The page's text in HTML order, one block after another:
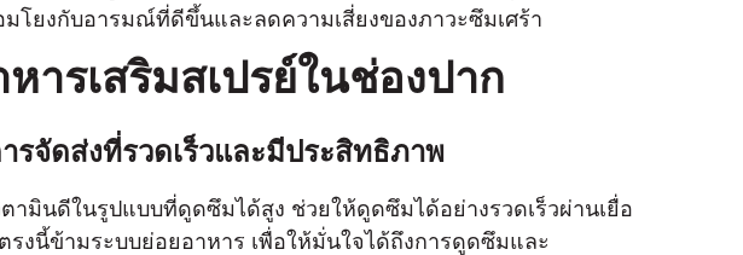
โยงกับอารมณ์ที่ดีขึ้นและลดความเสี่ยงของภาวะซึมเศร้า
ารเสริมสเปรย์ในช่องปาก
จัดส่งที่รวดเร็วและมีประสิทธิภาพ
ามินดีในรูปแบบที่ดูดซึมได้สูง ช่วยให้ดูดซึมได้อย่างรวดเร็วผ่านเยื่อ
รงนี้ข้ามระบบย่อยอาหาร เพื่อให้มั่นใจได้ถึงการดูดซึมและ